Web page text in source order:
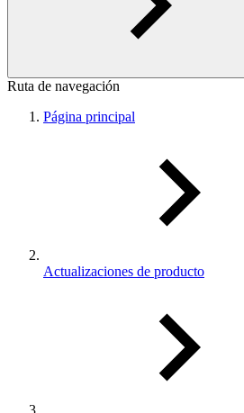
Ruta de navegación
Página principal
Actualizaciones de producto